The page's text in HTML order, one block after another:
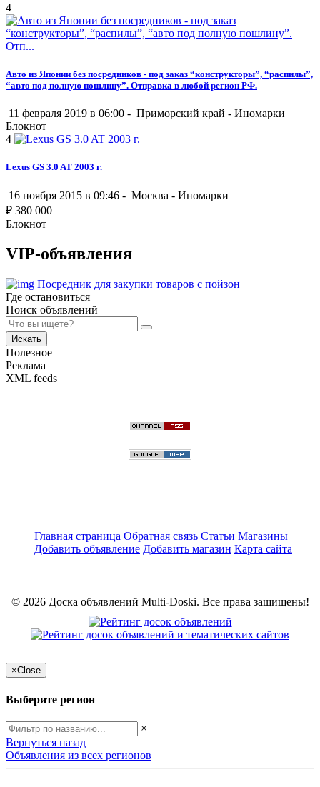
4
Авто из Японии без посредников - под заказ “конструкторы”, “распилы”,
“авто под полную пошлину”. Отправка в любой регион РФ.
11 февраля 2019 в 06:00 - Приморский край - Иномарки
Блокнот
4
Lexus GS 3.0 AT 2003 г.
16 ноября 2015 в 09:46 - Москва - Иномарки
₽ 380 000
Блокнот
VIP-объявления
Посредник для закупки товаров с пойзон
Где остановиться
Поиск объявлений
Искать
Полезное
Реклама
XML feeds
Главная страница Обратная связь Статьи Магазины
Добавить объявление Добавить магазин Карта сайта
© 2026 Доска объявлений Multi-Doski. Все права защищены!
×Close
Выберите регион
×
Вернуться назад
Объявления из всех регионов